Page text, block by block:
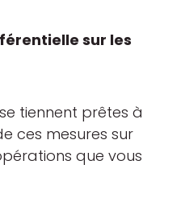
sur les
se tiennent prêtes à
ces mesures sur
que vous